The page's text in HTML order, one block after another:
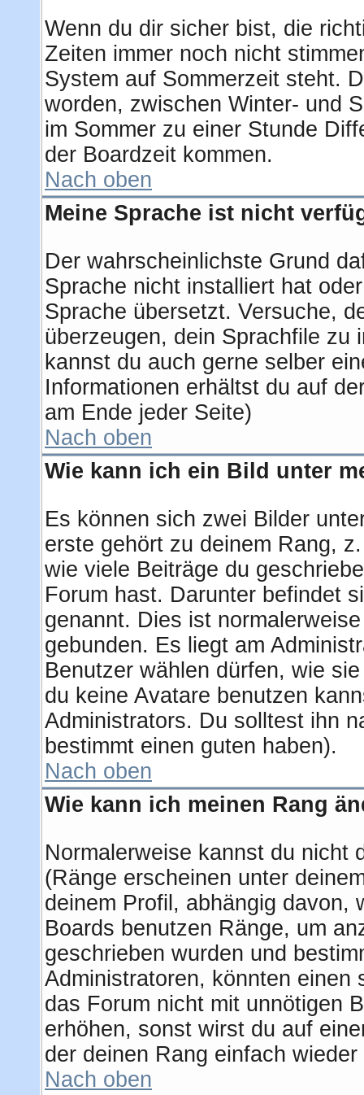
Wenn du dir sicher bist, die
Zeiten immer noch nicht
System auf Sommerzeit steht.
worden, zwischen Winter- und
im Sommer zu einer Stunde
der Boardzeit kommen.
Nach oben
Meine Sprache ist nicht
Der wahrscheinlichste Grund
Sprache nicht installiert hat
Sprache übersetzt. Versuche,
überzeugen, dein Sprachfile zu
kannst du auch gerne selber
Informationen erhältst du auf
am Ende jeder Seite)
Nach oben
Wie kann ich ein Bild unter
Es können sich zwei Bilder
erste gehört zu deinem Rang,
wie viele Beiträge du
Forum hast. Darunter befindet
genannt. Dies ist
gebunden. Es liegt am
Benutzer wählen dürfen, wie
du keine Avatare benutzen
Administrators. Du solltest ihn
bestimmt einen guten haben).
Nach oben
Wie kann ich meinen Rang
Normalerweise kannst du nicht
(Ränge erscheinen unter
deinem Profil, abhängig davon,
Boards benutzen Ränge, um
geschrieben wurden und
Administratoren, könnten einen
das Forum nicht mit unnötigen
erhöhen, sonst wirst du auf
der deinen Rang einfach
Nach oben